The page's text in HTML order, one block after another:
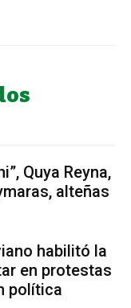
Quya Reyna,
alteñas
habilitó la
en protestas
política